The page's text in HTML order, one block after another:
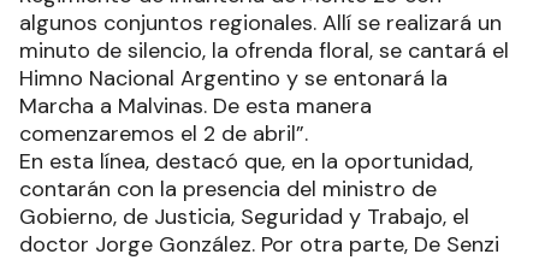
algunos conjuntos regionales. Allí se realizará un
minuto de silencio, la ofrenda floral, se cantará el
Himno Nacional Argentino y se entonará la
Marcha a Malvinas. De esta manera
comenzaremos el 2 de abril”.
En esta línea, destacó que, en la oportunidad,
contarán con la presencia del ministro de
Gobierno, de Justicia, Seguridad y Trabajo, el
doctor Jorge González. Por otra parte, De Senzi